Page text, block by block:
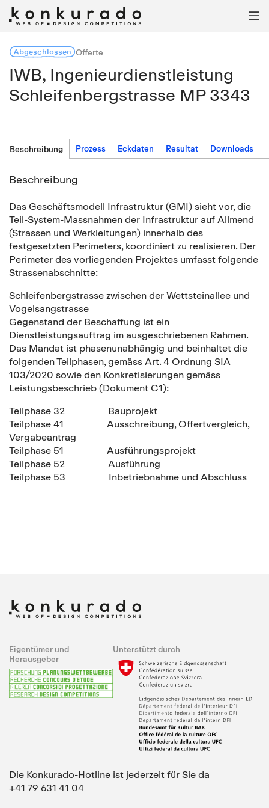

AbgeschlossenOfferte
IWB, Ingenieurdienstleistung
Schleifenbergstrasse MP 3343
Beschreibung Prozess Eckdaten Resultat Downloads
Beschreibung
Das Geschäftsmodell Infrastruktur (GMI) sieht vor, die
Teil-System-Massnahmen der Infrastruktur auf Allmend
(Strassen und Werkleitungen) innerhalb des
festgesetzten Perimeters, koordiniert zu realisieren. Der
Perimeter des vorliegenden Projektes umfasst folgende
Strassenabschnitte:
Schleifenbergstrasse zwischen der Wettsteinallee und
Vogelsangstrasse
Gegenstand der Beschaffung ist ein
Dienstleistungsauftrag im ausgeschriebenen Rahmen.
Das Mandat ist phasenunabhängig und beinhaltet die
folgenden Teilphasen, gemäss Art. 4 Ordnung SIA
103/2020 sowie den Konkretisierungen gemäss
Leistungsbeschrieb (Dokument C1):
Teilphase 32 Bauprojekt
Teilphase 41 Ausschreibung, Offertvergleich,
Vergabeantrag
Teilphase 51 Ausführungsprojekt
Teilphase 52 Ausführung
Teilphase 53 Inbetriebnahme und Abschluss
Eigentümer und
Herausgeber
Unterstützt durch
Die Konkurado-Hotline ist jederzeit für Sie da
+41 79 631 41 04